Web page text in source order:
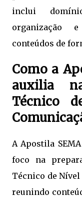
inclui
organização
conteúdos de
Como a
auxilia
Técnico
A Apostila
foco na
Técnico de
reunindo